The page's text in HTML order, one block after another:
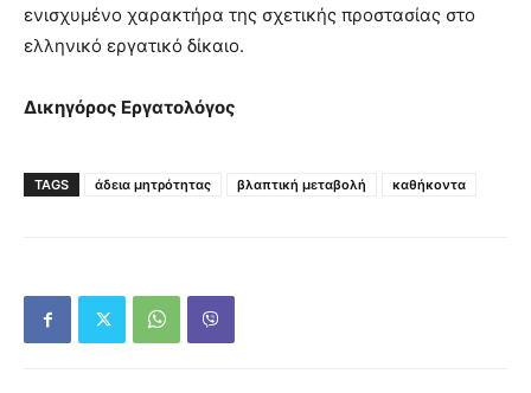
ενισχυμένο χαρακτήρα της σχετικής προστασίας στο
ελληνικό εργατικό δίκαιο.
Δικηγόρος Εργατολόγος
TAGS άδεια μητρότητας βλαπτική μεταβολή καθήκοντα